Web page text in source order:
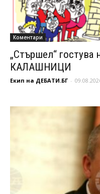
Коментари
„Стършел“
КАЛАШНИЦИ
Екип на ДЕБАТИ.БГ -